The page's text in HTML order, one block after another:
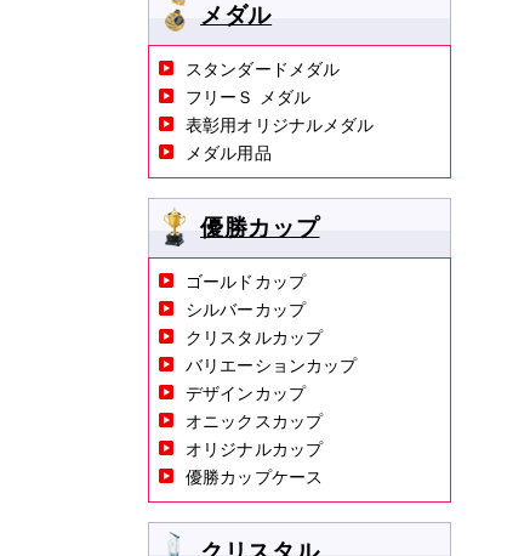
メダル
スタンダードメダル
フリーＳ メダル
表彰用オリジナルメダル
メダル用品
優勝カップ
ゴールドカップ
シルバーカップ
クリスタルカップ
バリエーションカップ
デザインカップ
オニックスカップ
オリジナルカップ
優勝カップケース